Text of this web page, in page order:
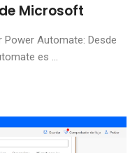
Microsoft
Power Automate: Desde
es ...